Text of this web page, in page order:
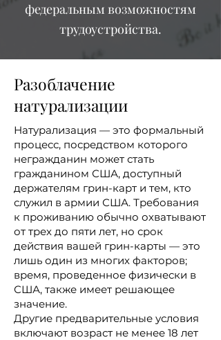
федеральным возможностям
трудоустройства.
Разоблачение
натурализации
Натурализация — это формальный
процесс, посредством которого
негражданин может стать
гражданином США, доступный
держателям грин-карт и тем, кто
служил в армии США. Требования
к проживанию обычно охватывают
от трех до пяти лет, но срок
действия вашей грин-карты — это
лишь один из многих факторов;
время, проведенное физически в
США, также имеет решающее
значение.
Другие предварительные условия
включают возраст не менее 18 лет